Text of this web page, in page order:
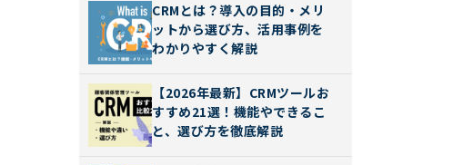
CRMとは？導入の目的・メリ
ットから選び方、活用事例を
わかりやすく解説
【2026年最新】CRMツールお
すすめ21選！機能やできるこ
と、選び方を徹底解説